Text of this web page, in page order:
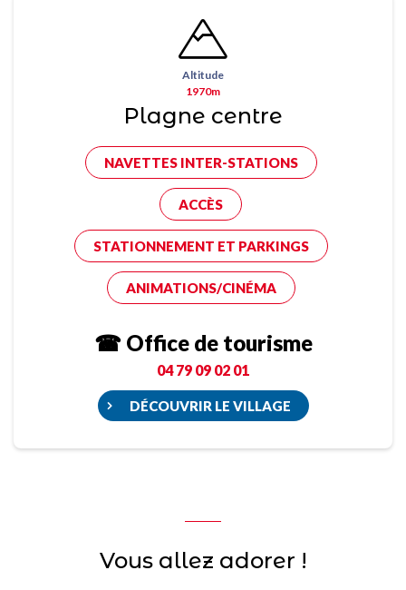
Altitude
1970m
Plagne centre
NAVETTES INTER-STATIONS
ACCÈS
STATIONNEMENT ET PARKINGS
ANIMATIONS/CINÉMA
☎ Office de tourisme
04 79 09 02 01
DÉCOUVRIR LE VILLAGE
Vous allez adorer !